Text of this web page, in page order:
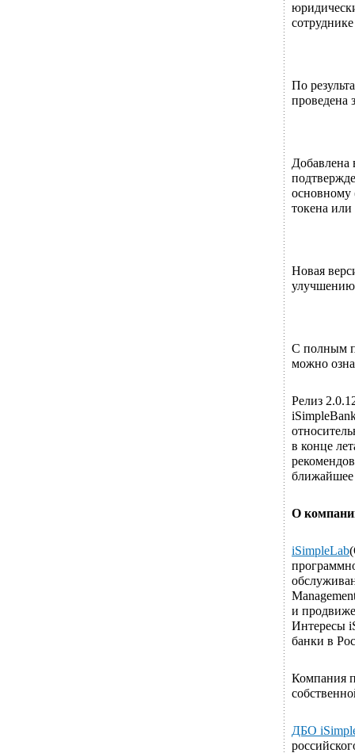
По
проведена
Добавлена
основному
токена или
Новая
С полным
можно
Релиз
в конце
ближайшее
О
iSimpleLab
и
Интересы
банки в
Компания
ДБО